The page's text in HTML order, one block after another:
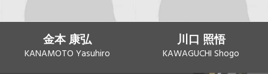
金本 康弘
KANAMOTO Yasuhiro
川口 照悟
KAWAGUCHI Shogo